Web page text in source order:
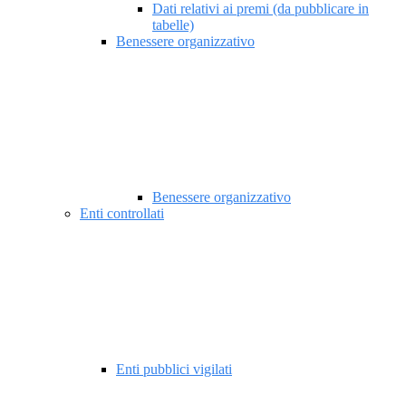
Dati relativi ai premi (da pubblicare in
tabelle)
Benessere organizzativo
Benessere organizzativo
Enti controllati
Enti pubblici vigilati